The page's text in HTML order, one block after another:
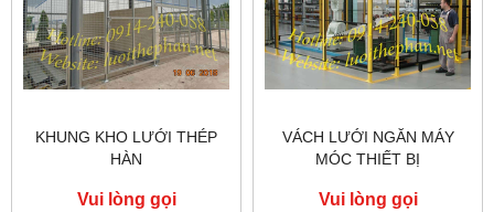
KHUNG KHO LƯỚI THÉP
HÀN
Vui lòng gọi
VÁCH LƯỚI NGĂN MÁY
MÓC THIẾT BỊ
Vui lòng gọi